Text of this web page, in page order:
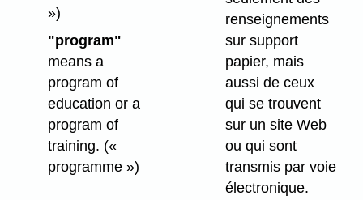
»)
"program"
means a
program of
education or a
program of
training. («
programme »)
renseignements
sur support
papier, mais
aussi de ceux
qui se trouvent
sur un site Web
ou qui sont
transmis par voie
électronique.